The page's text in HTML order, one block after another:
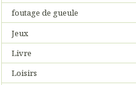
foutage de gueule
Jeux
Livre
Loisirs